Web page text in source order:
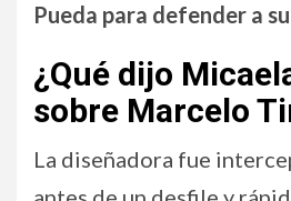
Pueda para defender a
¿Qué dijo
sobre Marcelo
La diseñadora fue